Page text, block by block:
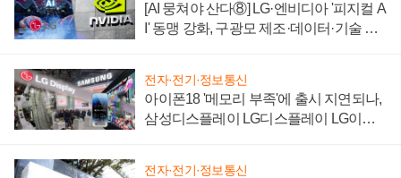
[AI 뭉쳐야 산다⑧] LG·엔비디아 '피지컬 A
I' 동맹 강화, 구광모 제조·데이터·기술 결
전자·전기·정보통신
아이폰18 '메모리 부족'에 출시 지연되나,
삼성디스플레이 LG디스플레이 LG이노
전자·전기·정보통신